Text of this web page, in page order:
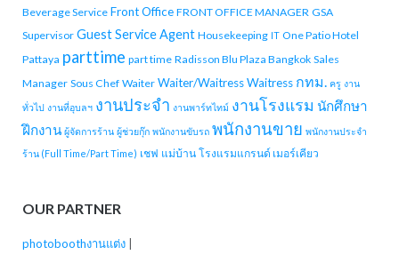
Beverage Service Front Office FRONT OFFICE MANAGER GSA
Supervisor Guest Service Agent Housekeeping IT One Patio Hotel
Pattaya parttime part time Radisson Blu Plaza Bangkok Sales
Manager Sous Chef Waiter Waiter/WaitressWaitress กทม. ครู งาน
ทั่วไป งานที่อุบลฯ งานประจำ งานพาร์ทไทม์ งานโรงแรม นักศึกษา
ฝึกงาน ผู้จัดการร้าน ผู้ช่วยกุ๊ก พนักงานขับรถ พนักงานขาย พนักงานประจำ
ร้าน (Full Time/Part Time) เชฟ แม่บ้าน โรงแรมแกรนด์ เมอร์เคียว
OUR PARTNER
photoboothงานแต่ง|